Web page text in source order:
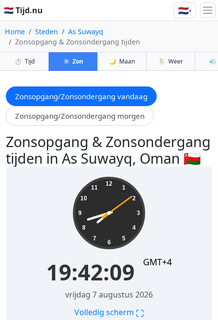
🇳🇱 Tijd.nu 🇳🇱▾
Home Steden
As Suwayq
Zonsopgang & Zonsondergang tijden
⏱️ Tijd ☀️ Zon 🌙 Maan 🌦️ Weer 💨
Zonsopgang/Zonsondergang vandaag
Zonsopgang/Zonsondergang morgen
Zonsopgang & Zonsondergang
tijden in As Suwayq, Oman 🇴🇲
12
1
2
3
4
5
6
7
8
9
10
11
19:42:10 GMT+4
vrijdag 7 augustus 2026
Volledig scherm ⛶